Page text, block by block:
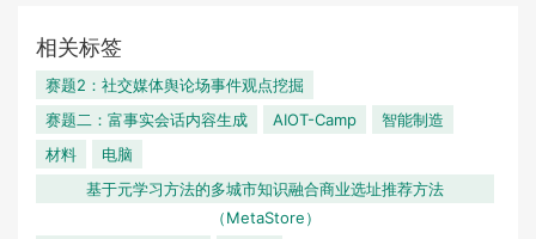
相关标签
赛题2：社交媒体舆论场事件观点挖掘
赛题二：富事实会话内容生成
AIOT-Camp
智能制造
材料
电脑
基于元学习方法的多城市知识融合商业选址推荐方法
（MetaStore）